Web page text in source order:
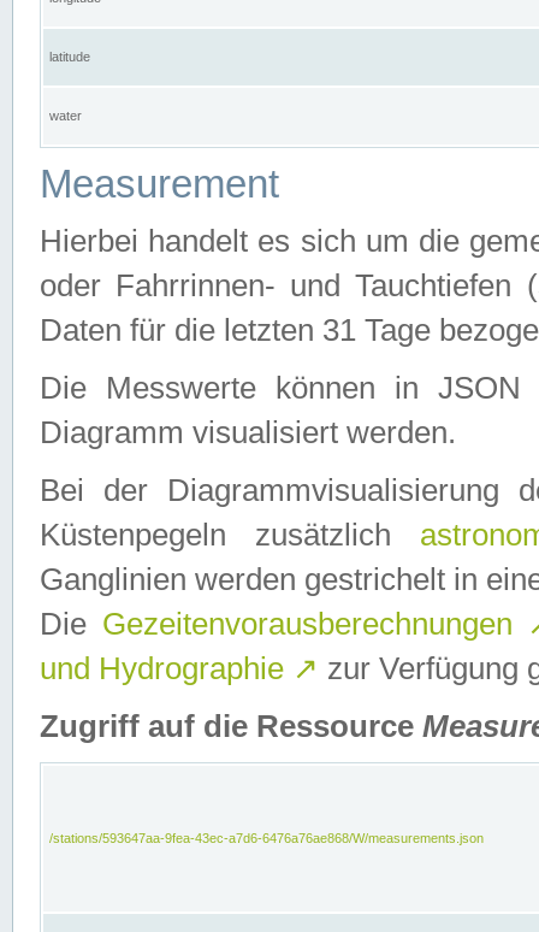
latitude
water
Measurement
Hierbei handelt es sich um die
oder Fahrrinnen- und Tauchtiefen
Daten für die letzten 31 Tage
Die Messwerte können in
Diagramm visualisiert werden.
Bei der Diagrammvisualisierung
Küstenpegeln zusätzlich
Ganglinien werden gestrichelt in
Die Gezeitenvorausberechnungen
und Hydrographie ↗ zur Verfügung
Zugriff auf die Ressource
/stations/593647aa-9fea-43ec-a7d6-6476a76ae868/W/measurements.json